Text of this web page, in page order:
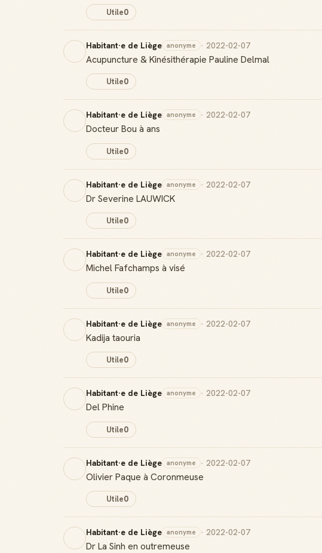
Utile0
Habitant·e de Liège anonyme · 2022-02-07
Acupuncture & Kinésithérapie Pauline Delmal
Utile0
Habitant·e de Liège anonyme · 2022-02-07
Docteur Bou à ans
Utile0
Habitant·e de Liège anonyme · 2022-02-07
Dr Severine LAUWICK
Utile0
Habitant·e de Liège anonyme · 2022-02-07
Michel Fafchamps à visé
Utile0
Habitant·e de Liège anonyme · 2022-02-07
Kadija taouria
Utile0
Habitant·e de Liège anonyme · 2022-02-07
Del Phine
Utile0
Habitant·e de Liège anonyme · 2022-02-07
Olivier Paque à Coronmeuse
Utile0
Habitant·e de Liège anonyme · 2022-02-07
Dr La Sinh en outremeuse